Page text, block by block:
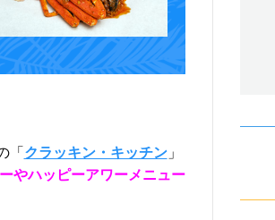
「クラッキン・キッチン」
やハッピーアワーメニュー